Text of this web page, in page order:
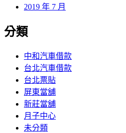
2019 年 7 月
分類
中和汽車借款
台北汽車借款
台北票貼
屏東當舖
新莊當舖
月子中心
未分類